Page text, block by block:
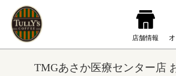
TMGあさか医療センター店